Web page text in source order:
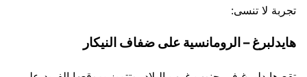
تجربة لا تنسى:
هايدلبرغ – الرومانسية على ضفاف النيكار